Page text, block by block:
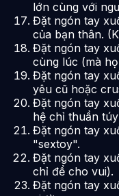
lớn cùng với
Đặt ngón tay
của bạn thân.
Đặt ngón tay
cùng lúc (mà
Đặt ngón tay
yêu cũ hoặc
Đặt ngón tay
hệ chỉ thuần
Đặt ngón tay
"sextoy".
Đặt ngón tay
chỉ để cho vui).
Đặt ngón tay